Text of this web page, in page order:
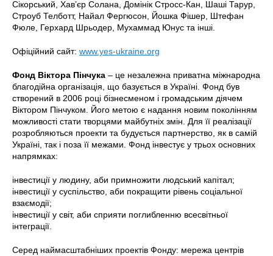
Сікорський, Хав’єр Солана, Домінік Стросс-Кан, Шаші Тарур,
Строуб Телботт, Найал Фергюсон, Йошка Фішер, Штефан
Фюле, Герхард Шрьодер, Мухаммад Юнус та інші.
Офіційний сайт: www.yes-ukraine.org
Фонд Віктора Пінчука – це незалежна приватна міжнародна
благодійна організація, що базується в Україні. Фонд був
створений в 2006 році бізнесменом і громадським діячем
Віктором Пінчуком. Його метою є надання новим поколінням
можливості стати творцями майбутніх змін. Для її реалізації
розробляються проекти та будується партнерство, як в самій
Україні, так і поза її межами. Фонд інвестує у трьох основних
напрямках:
інвестиції у людину, аби примножити людський капітал;
інвестиції у суспільство, аби покращити рівень соціальної
взаємодії;
інвестиції у світ, аби сприяти поглибленню всесвітньої
інтеграції.
Серед наймасштабніших проектів Фонду: мережа центрів